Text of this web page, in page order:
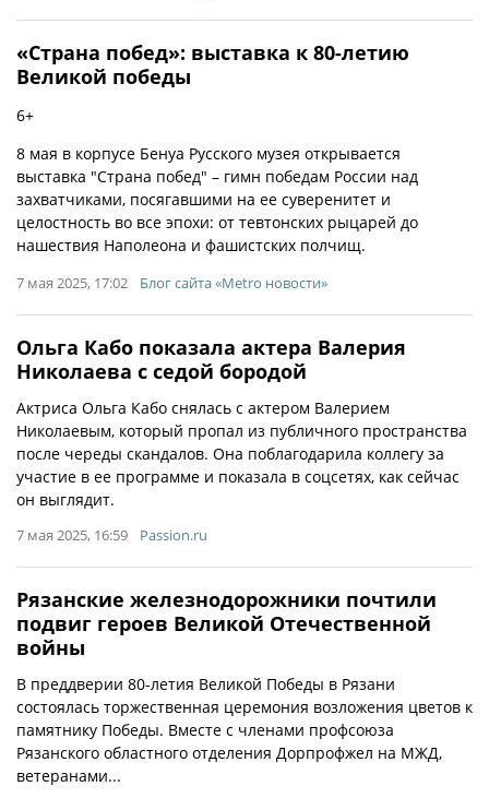
«Страна побед»: выставка к 80-летию
Великой победы
6+
8 мая в корпусе Бенуа Русского музея открывается
выставка "Страна побед" – гимн победам России над
захватчиками, посягавшими на ее суверенитет и
целостность во все эпохи: от тевтонских рыцарей до
нашествия Наполеона и фашистских полчищ.
7 мая 2025, 17:02 Блог сайта «Metro новости»
Ольга Кабо показала актера Валерия
Николаева с седой бородой
Актриса Ольга Кабо снялась с актером Валерием
Николаевым, который пропал из публичного пространства
после череды скандалов. Она поблагодарила коллегу за
участие в ее программе и показала в соцсетях, как сейчас
он выглядит.
7 мая 2025, 16:59 Passion.ru
Рязанские железнодорожники почтили
подвиг героев Великой Отечественной
войны
В преддверии 80-летия Великой Победы в Рязани
состоялась торжественная церемония возложения цветов к
памятнику Победы. Вместе с членами профсоюза
Рязанского областного отделения Дорпрофжел на МЖД,
ветеранами...